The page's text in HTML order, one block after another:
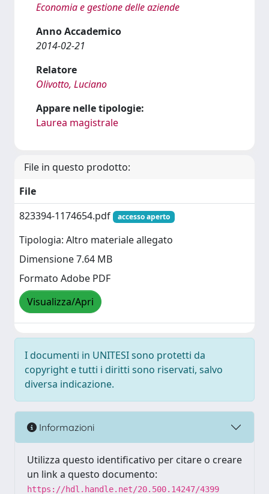
Economia e gestione delle aziende
Anno Accademico
2014-02-21
Relatore
Olivotto, Luciano
Appare nelle tipologie:
Laurea magistrale
File in questo prodotto:
File
823394-1174654.pdf
accesso aperto
Tipologia: Altro materiale allegato
Dimensione 7.64 MB
Formato Adobe PDF
Visualizza/Apri
I documenti in UNITESI sono protetti da
copyright e tutti i diritti sono riservati, salvo
diversa indicazione.
Informazioni
Utilizza questo identificativo per citare o creare
un link a questo documento:
https://hdl.handle.net/20.500.14247/4399